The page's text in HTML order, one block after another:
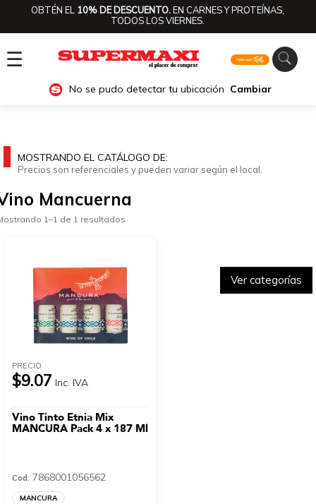
OBTÉN EL 10% DE DESCUENTO.EN CARNES Y PROTEÍNAS,
TODOS LOS VIERNES.
☰
No se pudo detectar tu ubicación Cambiar
Ver categorías
MOSTRANDO EL CATÁLOGO DE:
Precios son referenciales y pueden variar según el local.
Mancuerna
1–1 de 1 resultados
PRECIO
$9.07 Inc. IVA
Vino Tinto Etnia Mix
MANCURA Pack 4 x 187 Ml
Cod: 7868001056562
MANCURA